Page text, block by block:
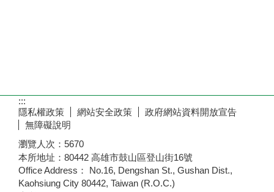
:::
隱私權政策
網站安全政策
政府網站資料開放宣告
無障礙說明
瀏覽人次： 5670
本所地址：80442 高雄市鼓山區登山街16號
Office Address： No.16, Dengshan St., Gushan Dist.,
Kaohsiung City 80442, Taiwan (R.O.C.)